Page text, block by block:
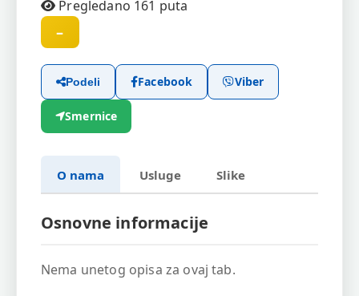
Pregledano 161 puta
–
Podeli Facebook Viber
Smernice
O nama Usluge Slike
Osnovne informacije
Nema unetog opisa za ovaj tab.